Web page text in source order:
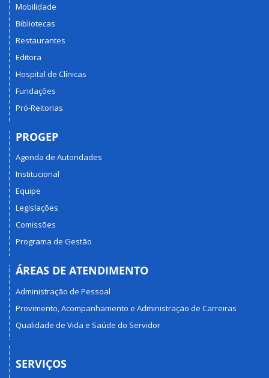
Mobilidade
Bibliotecas
Restaurantes
Editora
Hospital de Clínicas
Fundações
Pró-Reitorias
PROGEP
Agenda de Autoridades
Institucional
Equipe
Legislações
Comissões
Programa de Gestão
ÁREAS DE ATENDIMENTO
Administração de Pessoal
Provimento, Acompanhamento e Administração de Carreiras
Qualidade de Vida e Saúde do Servidor
SERVIÇOS